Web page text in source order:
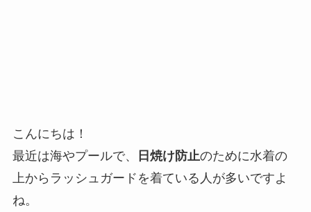
こんにちは！
最近は海やプールで、
日焼け防止のために水着の
上からラッシュガードを着ている人が多いですよ
ね。